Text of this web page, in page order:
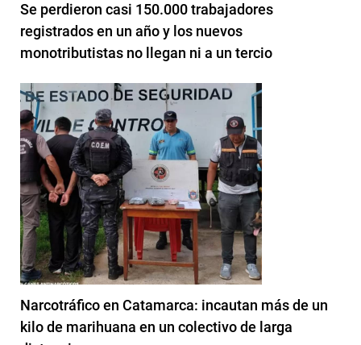
Se perdieron casi 150.000 trabajadores
registrados en un año y los nuevos
monotributistas no llegan ni a un tercio
Narcotráfico en Catamarca: incautan más de un
kilo de marihuana en un colectivo de larga